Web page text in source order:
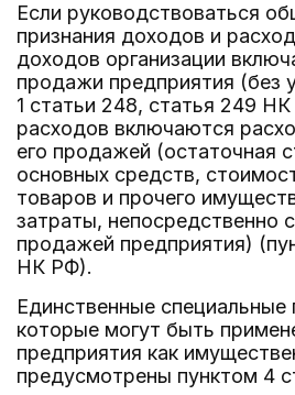
Если руководствоваться
признания доходов и
доходов организации
продажи предприятия (без
1 статьи 248, статья 249
расходов включаются
его продажей (остаточная
основных средств,
товаров и прочего
затраты, непосредственно
продажей предприятия)
НК РФ).
Единственные специальные
которые могут быть
предприятия как
предусмотрены пунктом 4